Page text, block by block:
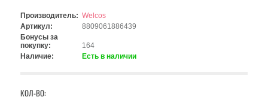
Производитель: Welcos
Артикул:
8809061886439
Бонусы за
покупку:
164
Наличие:
Есть в наличии
КОЛ-ВО: